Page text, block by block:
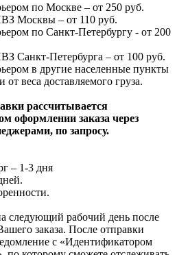
по Москве – от 250 руб.
Москвы – от 110 руб.
по Санкт-Петербургу - от 200
Санкт-Петербурга – от 100 руб.
в другие населенные пункты
веса доставляемого груза.
рассчитывается
оформлении заказа через
по запросу.
– 1-3 дня
следующий рабочий день после
заказа. После отправки
с «Идентификатором